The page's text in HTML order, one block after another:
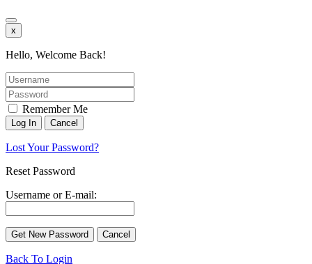
x
Hello, Welcome Back!
Remember Me
Lost Your Password?
Reset Password
Username or E-mail:
Back To Login